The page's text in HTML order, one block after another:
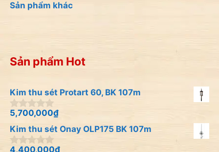
Sản phẩm khác
Sản phẩm Hot
Kim thu sét Protart 60, BK 107m
0
n
g
o
à
5,700,000₫
Kim thu sét Onay OLP175 BK 107m
4,400,000₫